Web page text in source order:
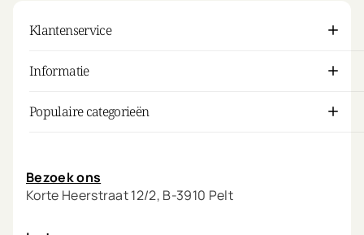
Klantenservice
Informatie
Populaire categorieën
Bezoek ons
Korte Heerstraat 12/2, B-3910 Pelt